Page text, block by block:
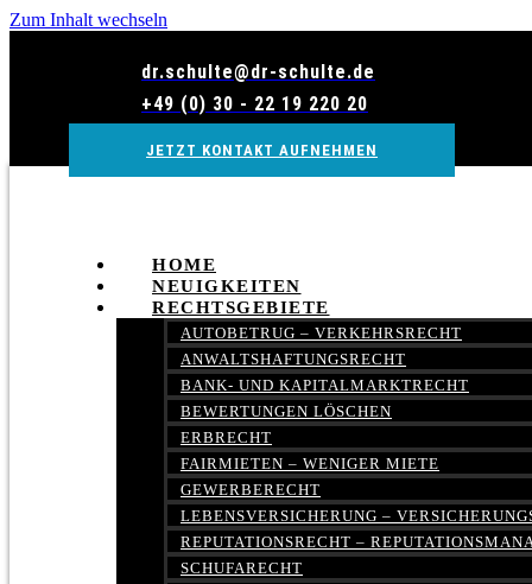
Zum Inhalt wechseln
dr.schulte@dr-schulte.de
+49 (0) 30 - 22 19 220 20
JETZT KONTAKT AUFNEHMEN
HOME
NEUIGKEITEN
RECHTSGEBIETE
AUTOBETRUG – VERKEHRSRECHT
ANWALTSHAFTUNGSRECHT
BANK- UND KAPITALMARKTRECHT
BEWERTUNGEN LÖSCHEN
ERBRECHT
FAIRMIETEN – WENIGER MIETE
GEWERBERECHT
LEBENSVERSICHERUNG –
REPUTATIONSRECHT –
SCHUFARECHT